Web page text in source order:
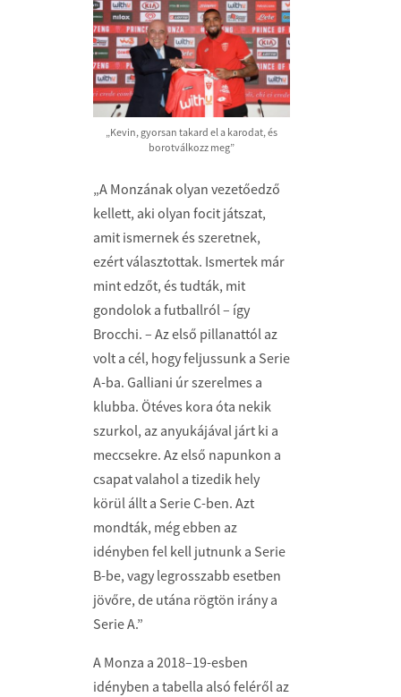
„Kevin, gyorsan takard el a karodat, és
borotválkozz meg”
„A Monzának olyan vezetőedző
kellett, aki olyan focit játszat,
amit ismernek és szeretnek,
ezért választottak. Ismertek már
mint edzőt, és tudták, mit
gondolok a futballról – így
Brocchi. – Az első pillanattól az
volt a cél, hogy feljussunk a Serie
A-ba. Galliani úr szerelmes a
klubba. Ötéves kora óta nekik
szurkol, az anyukájával járt ki a
meccsekre. Az első napunkon a
csapat valahol a tizedik hely
körül állt a Serie C-ben. Azt
mondták, még ebben az
idényben fel kell jutnunk a Serie
B-be, vagy legrosszabb esetben
jövőre, de utána rögtön irány a
Serie A.”
A Monza a 2018–19-esben
idényben a tabella alsó feléről az